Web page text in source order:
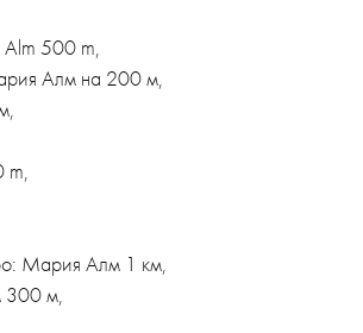
500 m,
Алм на 200 м,
m,
Мария Алм 1 км,
300 м,